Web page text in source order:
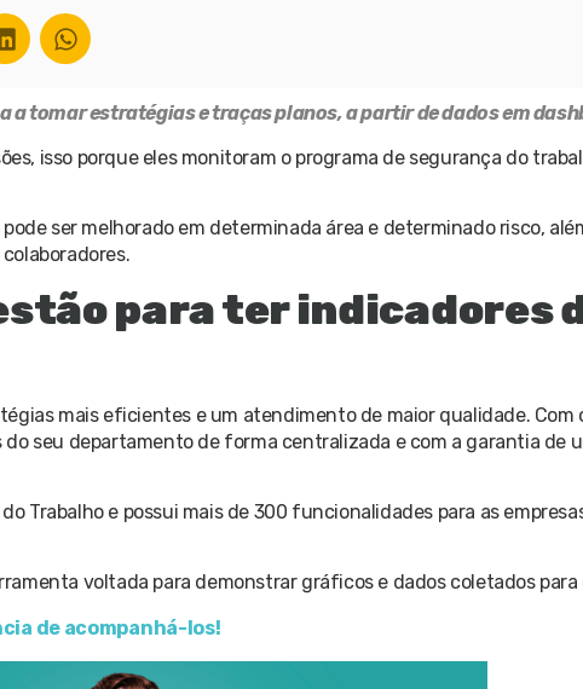
a tomar estratégias e traças planos, a partir de dados em
isso porque eles monitoram o programa de segurança do
ser melhorado em determinada área e determinado risco,
para ter indicadores
mais eficientes e um atendimento de maior qualidade. Com
seu departamento de forma centralizada e com a garantia de
Trabalho e possui mais de 300 funcionalidades para as
voltada para demonstrar gráficos e dados coletados para
de acompanhá-los!